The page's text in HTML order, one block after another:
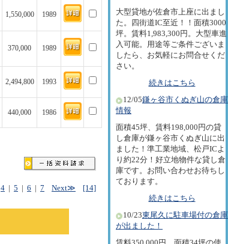
大型貸地が佐倉市上座に出まし
た。四街道IC至近！！面積3000
坪。賃料1,983,300円。大型車進
入可能。用途等ご条件ございま
したら、お気軽にお問合せくだ
さい。
続きはこちら
12/05鎌ヶ谷市くぬぎ山の倉庫
情報
面積45坪、賃料198,000円の貸
し倉庫が鎌ヶ谷市くぬぎ山に出
ました！準工業地域、松戸ICよ
り約22分！好立地物件な貸し倉
庫です。お問い合わせお待ちし
ております。
続きはこちら
10/23東尾久に駐車場付の倉庫
が出ました！
1,550,000 1989
370,000 1989
2,494,800 1993
440,000 1986
4 5 6 7 Next≫ [14]